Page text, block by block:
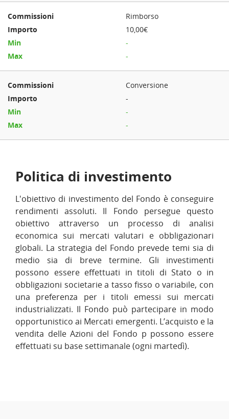
Rimborso
10,00€
-
-
Conversione
-
-
-
Politica di investimento
L'obiettivo di investimento del Fondo è conseguire
rendimenti assoluti. Il Fondo persegue questo
obiettivo attraverso un processo di analisi
economica sui mercati valutari e obbligazionari
globali. La strategia del Fondo prevede temi sia di
medio sia di breve termine. Gli investimenti
possono essere effettuati in titoli di Stato o in
obbligazioni societarie a tasso fisso o variabile, con
una preferenza per i titoli emessi sui mercati
industrializzati. Il Fondo può partecipare in modo
opportunistico ai Mercati emergenti. L’acquisto e la
vendita delle Azioni del Fondo p possono essere
effettuati su base settimanale (ogni martedì).